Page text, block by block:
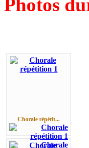
Photos
Chorale répétit...